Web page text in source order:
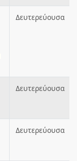
Δευτερεύουσα
Δευτερεύουσα
Δευτερεύουσα